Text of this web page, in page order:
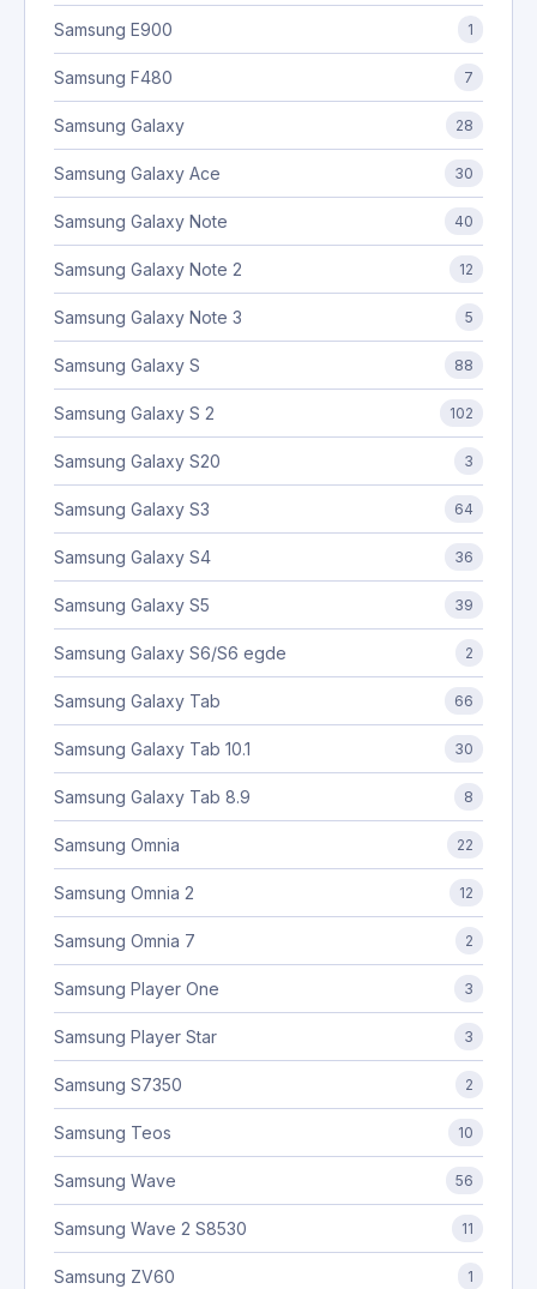
Samsung E900 1
Samsung F480 7
Samsung Galaxy 28
Samsung Galaxy Ace 30
Samsung Galaxy Note 40
Samsung Galaxy Note 2 12
Samsung Galaxy Note 3 5
Samsung Galaxy S 88
Samsung Galaxy S 2 102
Samsung Galaxy S20 3
Samsung Galaxy S3 64
Samsung Galaxy S4 36
Samsung Galaxy S5 39
Samsung Galaxy S6/S6 egde 2
Samsung Galaxy Tab 66
Samsung Galaxy Tab 10.1 30
Samsung Galaxy Tab 8.9 8
Samsung Omnia 22
Samsung Omnia 2 12
Samsung Omnia 7 2
Samsung Player One 3
Samsung Player Star 3
Samsung S7350 2
Samsung Teos 10
Samsung Wave 56
Samsung Wave 2 S8530 11
Samsung ZV60 1